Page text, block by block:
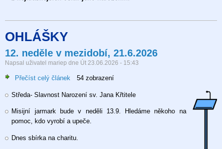
OHLÁŠKY
12. neděle v mezidobí, 21.6.2026
Napsal uživatel mariep dne Út 23.06.2026 - 15:43
Přečíst celý článek
neděle
mezidobí,
54 zobrazení
Středa- Slavnost Narození sv. Jana Křtitele
Misijní jarmark bude v neděli 13.9. Hledáme někoho na
pomoc, kdo vyrobí a upeče.
Dnes sbírka na charitu.